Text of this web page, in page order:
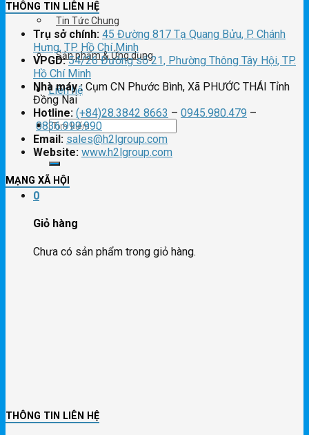
Tin Tức Chung
Sản phẩm & Ứng dụng
Liên hệ
Tìm
kiếm:
0
Giỏ hàng
Chưa có sản phẩm trong giỏ hàng.
THÔNG TIN LIÊN HỆ
Trụ sở chính: 45 Đường 817 Tạ Quang Bửu, P. Chánh
Hưng, TP. Hồ Chí Minh
VPGD: 54/26 Đường số 21, Phường Thông Tây Hội, TP.
Hồ Chí Minh
Nhà máy : Cụm CN Phước Bình, Xã PHƯỚC THÁI Tỉnh
Đồng Nai
Hotline: (+84)28.3842 8663 – 0945.980.479 –
0836.999.990
Email: sales@h2lgroup.com
Website: www.h2lgroup.com
MẠNG XÃ HỘI
THÔNG TIN LIÊN HỆ